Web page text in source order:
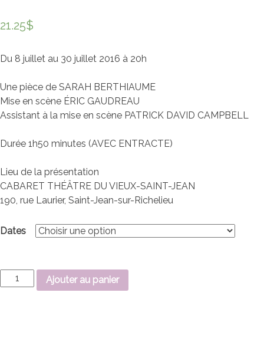
21.25$
Du 8 juillet au 30 juillet 2016 à 20h
Une pièce de SARAH BERTHIAUME
Mise en scène ÉRIC GAUDREAU
Assistant à la mise en scène PATRICK DAVID CAMPBELL
Durée 1h50 minutes (AVEC ENTRACTE)
Lieu de la présentation
CABARET THÉÂTRE DU VIEUX-SAINT-JEAN
190, rue Laurier, Saint-Jean-sur-Richelieu
Dates
quantité
de
Ajouter au panier